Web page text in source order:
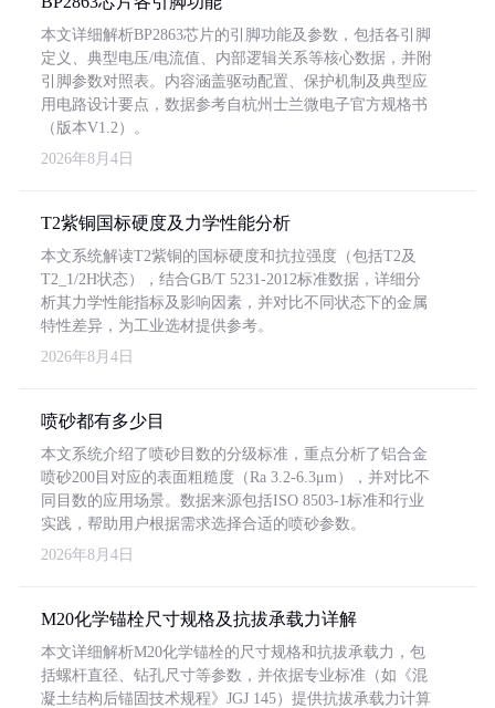
本文详细解析BP2863芯片的引脚功能及参数，包括各引脚
定义、典型电压/电流值、内部逻辑关系等核心数据，并附
引脚参数对照表。内容涵盖驱动配置、保护机制及典型应
用电路设计要点，数据参考自杭州士兰微电子官方规格书
（版本V1.2）。
2026年8月4日
T2紫铜国标硬度及力学性能分析
本文系统解读T2紫铜的国标硬度和抗拉强度（包括T2及
T2_1/2H状态），结合GB/T 5231-2012标准数据，详细分
析其力学性能指标及影响因素，并对比不同状态下的金属
特性差异，为工业选材提供参考。
2026年8月4日
喷砂都有多少目
本文系统介绍了喷砂目数的分级标准，重点分析了铝合金
喷砂200目对应的表面粗糙度（Ra 3.2-6.3μm），并对比不
同目数的应用场景。数据来源包括ISO 8503-1标准和行业
实践，帮助用户根据需求选择合适的喷砂参数。
2026年8月4日
M20化学锚栓尺寸规格及抗拔承载力详解
本文详细解析M20化学锚栓的尺寸规格和抗拔承载力，包
括螺杆直径、钻孔尺寸等参数，并依据专业标准（如《混
凝土结构后锚固技术规程》JGJ 145）提供抗拔承载力计算